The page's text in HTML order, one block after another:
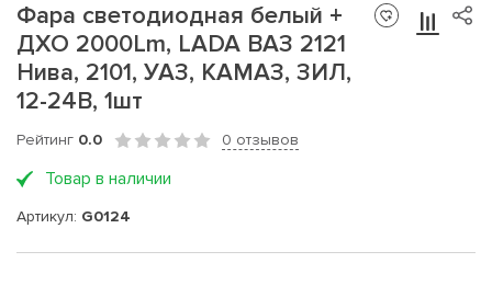
Фара светодиодная белый +
ДХО 2000Lm, LADA ВАЗ 2121
Нива, 2101, УАЗ, КАМАЗ, ЗИЛ,
12-24В, 1шт
Рейтинг 0.0 0 отзывов
Товар в наличии
Артикул: G0124